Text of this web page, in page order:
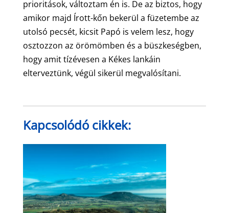
prioritások, változtam én is. De az biztos, hogy
amikor majd Írott-kőn bekerül a füzetembe az
utolsó pecsét, kicsit Papó is velem lesz, hogy
osztozzon az örömömben és a büszkeségben,
hogy amit tízévesen a Kékes lankáin
elterveztünk, végül sikerül megvalósítani.
Kapcsolódó cikkek: